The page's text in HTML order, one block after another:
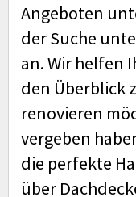
Angeboten
der Suche
an. Wir helfen
den Überblick
renovieren
vergeben
die perfekte
über